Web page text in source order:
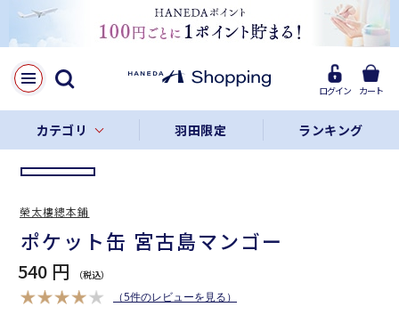
ログイン カート
カテゴリ 羽田限定 ランキング
LINE
Facebook
リンクをコピー
ポケット缶 宮古島マンゴー
540 円
（5件のレビューを見る）
榮太樓總本鋪